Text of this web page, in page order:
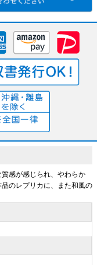
感が感じられ、やわらか
のレプリカに、また和風の